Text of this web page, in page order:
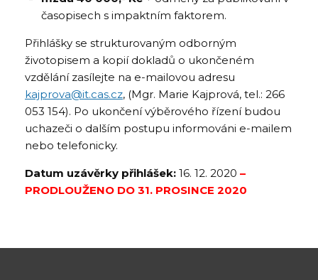
časopisech s impaktním faktorem.
Přihlášky se strukturovaným odborným
životopisem a kopií dokladů o ukončeném
vzdělání zasílejte na e-mailovou adresu
kajprova@it.cas.cz, (Mgr. Marie Kajprová, tel.: 266
053 154). Po ukončení výběrového řízení budou
uchazeči o dalším postupu informováni e-mailem
nebo telefonicky.
Datum uzávěrky přihlášek: 16. 12. 2020 –
PRODLOUŽENO DO 31. PROSINCE 2020